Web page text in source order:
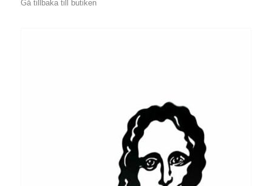
Gå tillbaka till butiken